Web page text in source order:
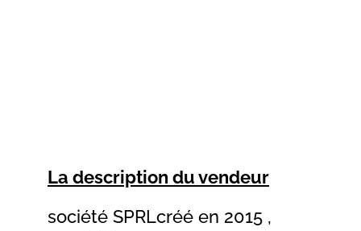
La description du vendeur
société SPRLcréé en 2015 ,